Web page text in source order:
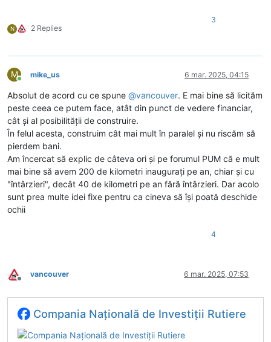
N 2 Replies
3
M
Conectat
mike_us 6 mar. 2025, 04:15
Absolut de acord cu ce spune @vancouver. E mai bine să licităm
peste ceea ce putem face, atât din punct de vedere financiar,
cât și al posibilității de construire.
În felul acesta, construim cât mai mult în paralel și nu riscăm să
pierdem bani.
Am încercat să explic de câteva ori și pe forumul PUM că e mult
mai bine să avem 200 de kilometri inaugurați pe an, chiar și cu
"întârzieri", decât 40 de kilometri pe an fără întârzieri. Dar acolo
sunt prea multe idei fixe pentru ca cineva să își poată deschide
ochii
4
Deconectat
vancouver 6 mar. 2025, 07:53
Compania Națională de Investiții Rutiere